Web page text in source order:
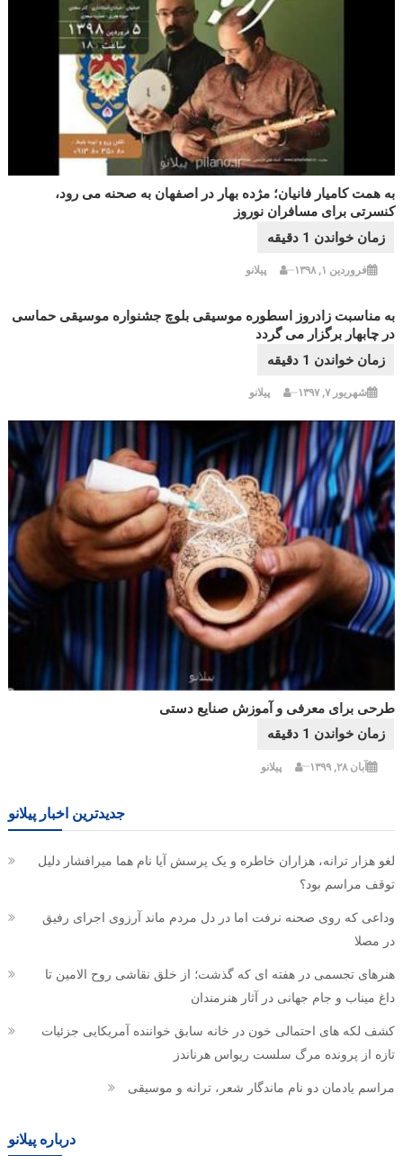
به همت کامیار فانیان؛ مژده بهار در اصفهان به صحنه می رود،
کنسرتی برای مسافران نوروز
فروردین ۱, ۱۳۹۸ پیلانو
به مناسبت زادروز اسطوره موسیقی بلوچ جشنواره موسیقی حماسی
در چابهار برگزار می گردد
شهریور ۷, ۱۳۹۷ پیلانو
طرحی برای معرفی و آموزش صنایع دستی
آبان ۲۸, ۱۳۹۹ پیلانو
جدیدترین اخبار پیلانو
لغو هزار ترانه، هزاران خاطره و یک پرسش آیا نام هما میرافشار دلیل
توقف مراسم بود؟
وداعی که روی صحنه نرفت اما در دل مردم ماند آرزوی اجرای رفیق
در مصلا
هنرهای تجسمی در هفته ای که گذشت؛ از خلق نقاشی روح الامین تا
داغ میناب و جام جهانی در آثار هنرمندان
کشف لکه های احتمالی خون در خانه سابق خواننده آمریکایی جزئیات
تازه از پرونده مرگ سلست ریواس هرناندز
مراسم یادمان دو نام ماندگار شعر، ترانه و موسیقی
درباره پیلانو